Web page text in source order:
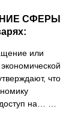
СФЕРЫ
или
что
доступ на… …